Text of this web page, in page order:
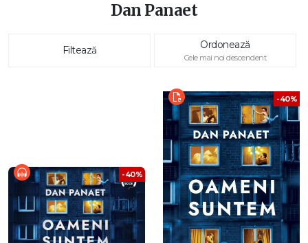
Dan Panaet
Filtează Ordonează
Cele mai noi descendent
-40%
-40%